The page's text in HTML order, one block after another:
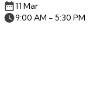
11 Mar
9:00 AM - 5:30 PM